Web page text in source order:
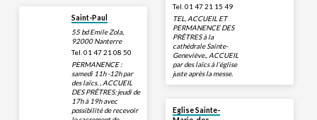
Saint-Paul
55 bd Emile Zola,
92000 Nanterre
Tel. 01 47 21 08 50
PERMANENCE :
samedi 11h -12h par
des laïcs. , ACCUEIL
DES PRÊTRES: jeudi de
17h à 19h avec
possibilité de recevoir
Tel. 01 47 21 15 49
TEL, ACCUEIL ET
PERMANENCE DES
PRÊTRES à la
cathédrale Sainte-
Geneviève., ACCUEIL
par des laïcs à l’église
juste après la messe.
Eglise Sainte-